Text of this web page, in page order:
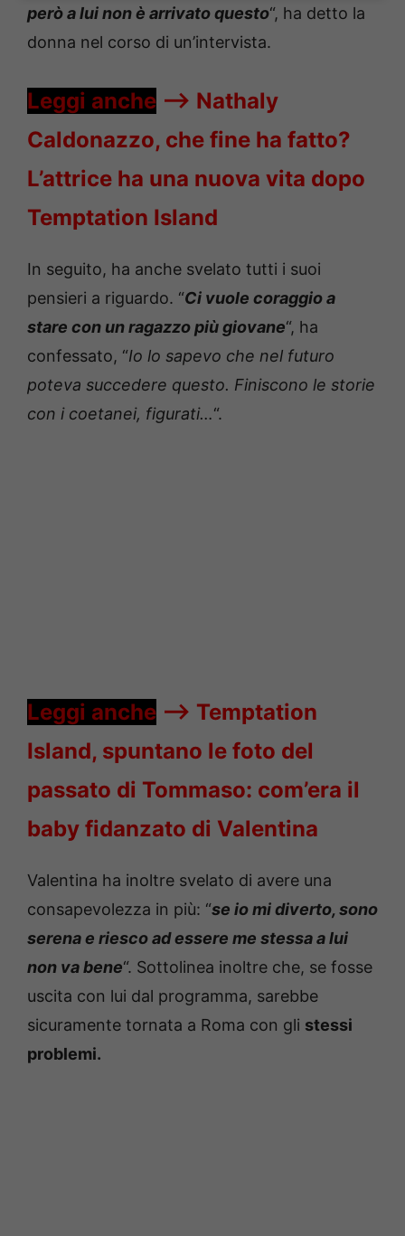
però a lui non è arrivato questo“, ha detto la
donna nel corso di un’intervista.
Leggi anche —-> Nathaly
Caldonazzo, che fine ha fatto?
L’attrice ha una nuova vita dopo
Temptation Island
In seguito, ha anche svelato tutti i suoi
pensieri a riguardo. “Ci vuole coraggio a
stare con un ragazzo più giovane“, ha
confessato, “Io lo sapevo che nel futuro
poteva succedere questo. Finiscono le storie
con i coetanei, figurati…“.
Leggi anche —-> Temptation
Island, spuntano le foto del
passato di Tommaso: com’era il
baby fidanzato di Valentina
Valentina ha inoltre svelato di avere una
consapevolezza in più: “se io mi diverto, sono
serena e riesco ad essere me stessa a lui
non va bene“. Sottolinea inoltre che, se fosse
uscita con lui dal programma, sarebbe
sicuramente tornata a Roma con gli stessi
problemi.